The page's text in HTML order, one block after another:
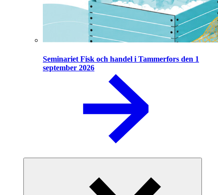
Seminariet Fisk och handel i Tammerfors den 1
september 2026